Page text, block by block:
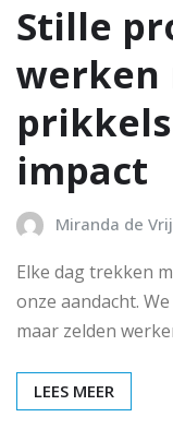
Stille
werken
impact
Miranda de Vrij
Elke dag trekken
onze aandacht.
maar zelden
LEES MEER